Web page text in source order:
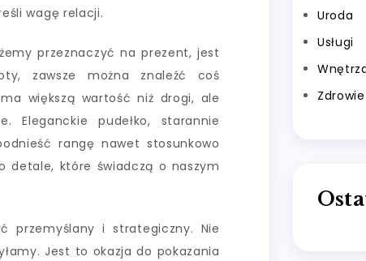
wagę relacji.
przeznaczyć na prezent, jest
zawsze można znaleźć coś
większą wartość niż drogi, ale
Eleganckie pudełko, starannie
rangę nawet stosunkowo
detale, które świadczą o naszym
przemyślany i strategiczny. Nie
Jest to okazja do pokazania
Uroda
Usługi
Zdrowie